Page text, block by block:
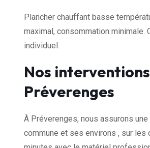
Plancher chauffant basse
maximal, consommation
individuel.
Nos
Préverenges
À Préverenges, nous assurons
commune et ses environs , sur